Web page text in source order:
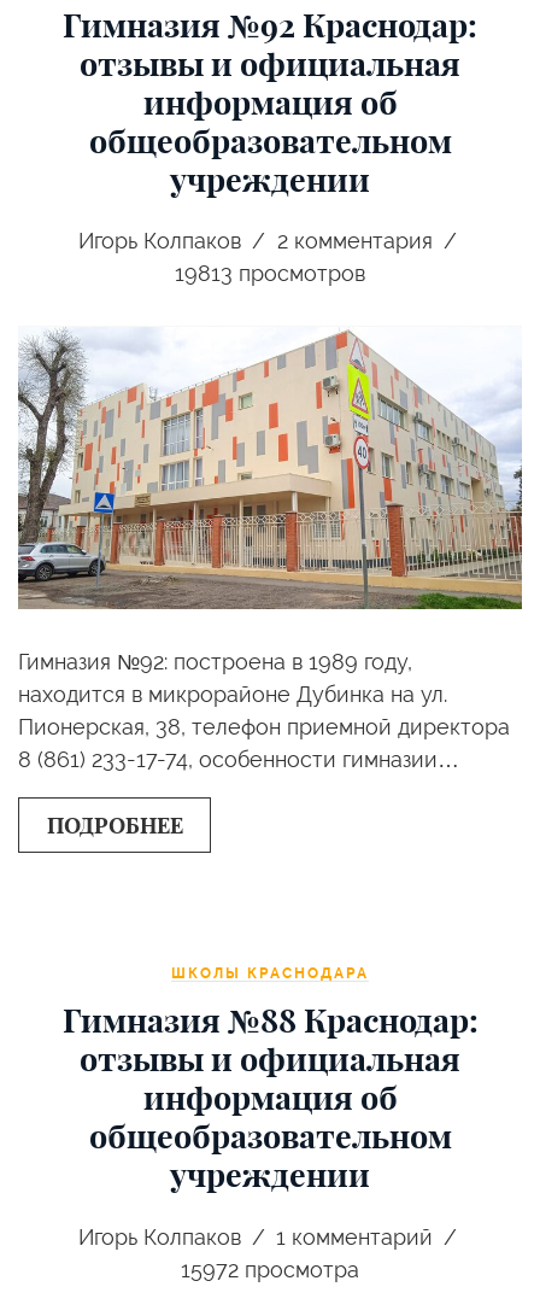
Гимназия №92 Краснодар:
отзывы и официальная
информация об
общеобразовательном
учреждении
Игорь Колпаков 2комментария
19813 просмотров
Гимназия №92: построена в 1989 году,
находится в микрорайоне Дубинка на ул.
Пионерская, 38, телефон приемной директора
8 (861) 233-17-74, особенности гимназии…
ПОДРОБНЕЕ
ШКОЛЫ КРАСНОДАРА
Гимназия №88 Краснодар:
отзывы и официальная
информация об
общеобразовательном
учреждении
Игорь Колпаков 1 комментарий
15972 просмотра